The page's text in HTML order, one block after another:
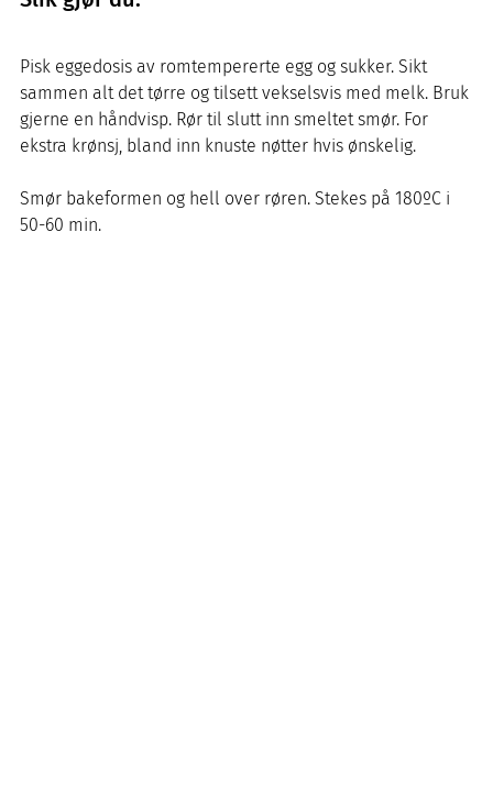
Pisk eggedosis av romtempererte egg og sukker. Sikt
sammen alt det tørre og tilsett vekselsvis med melk. Bruk
gjerne en håndvisp. Rør til slutt inn smeltet smør. For
ekstra krønsj, bland inn knuste nøtter hvis ønskelig.
Smør bakeformen og hell over røren. Stekes på 180ºC i
50-60 min.